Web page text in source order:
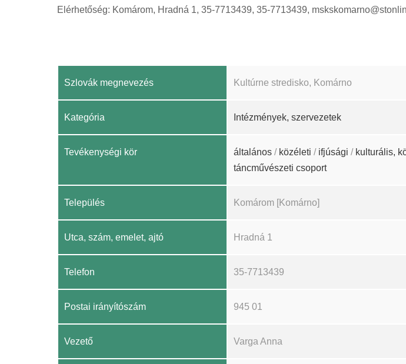
Elérhetőség: Komárom, Hradná 1, 35-7713439, 35-7713439,
Szlovák megnevezés Kultúrne stredisko, Komárno
Kategória Intézmények, szervezetek
Tevékenységi kör általános / közéleti / ifjúsági / kulturális,
táncművészeti csoport
Település Komárom [Komárno]
Utca, szám, emelet, ajtó Hradná 1
Telefon 35-7713439
Postai irányítószám 945 01
Vezető Varga Anna